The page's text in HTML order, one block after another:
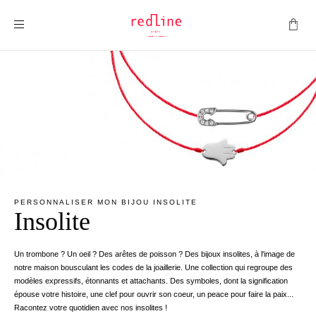
PERSONNALISER MON BIJOU INSOLITE
Insolite
Un trombone ? Un oeil ? Des arêtes de poisson ? Des bijoux insolites, à l'image de
notre maison bousculant les codes de la joaillerie. Une collection qui regroupe des
modèles expressifs, étonnants et attachants. Des symboles, dont la signification
épouse votre histoire, une clef pour ouvrir son coeur, un peace pour faire la paix...
Racontez votre quotidien avec nos insolites !